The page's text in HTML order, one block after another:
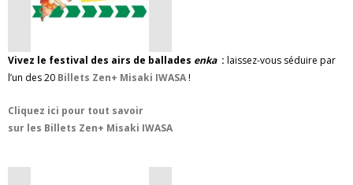
Vivez le festival des airs de ballades enka: laissez-vous séduire par
l’un des 20 Billets Zen+ Misaki IWASA!
Cliquez ici pour tout savoir
sur les Billets Zen+ Misaki IWASA